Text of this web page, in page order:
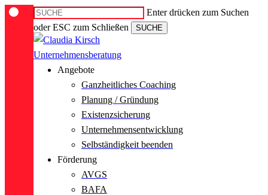
main
content
Enter drücken zum Suchen
oder ESC zum Schließen
SUCHE
Close
Search
Menu
Angebote
Ganzheitliches Coaching
Planung / Gründung
Existenzsicherung
Unternehmensentwicklung
Selbständigkeit beenden
Förderung
AVGS
BAFA